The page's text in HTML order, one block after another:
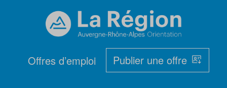
Offres d’emploi Publier une offre